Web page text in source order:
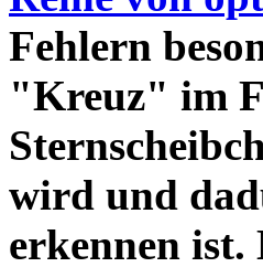
Fehlern
"Kreuz" im
wird und
erkennen